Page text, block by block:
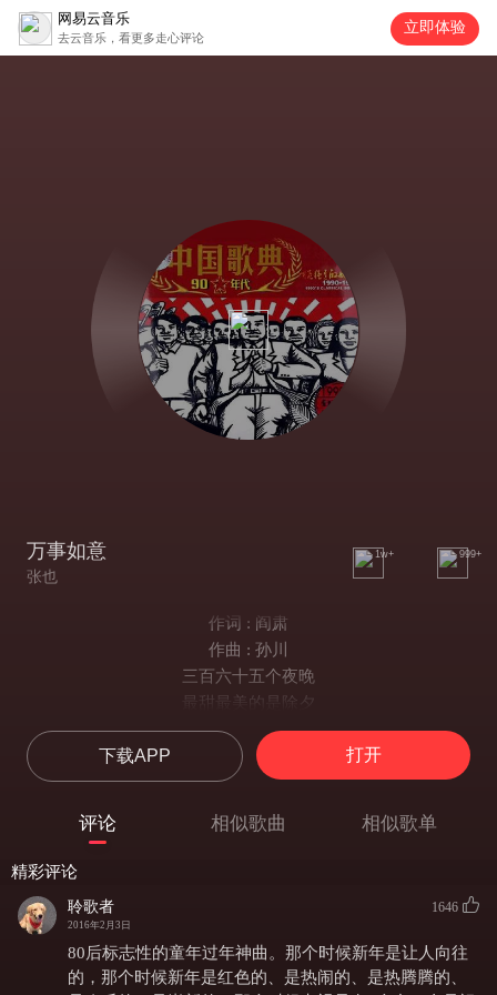
网易云音乐
去云音乐，看更多走心评论
立即体验
万事如意
张也
1w+ 999+
作词 : 阎肃
作曲 : 孙川
三百六十五个夜晚
最甜最美的是除夕
风里飘着香 雪里裹着蜜
春联写满吉祥
酒杯盛满富裕
红烛摇摇摇 摇来好消息
三百六十五个夜晚
最甜最美的是除夕
下载APP 打开
评论 相似歌曲 相似歌单
精彩评论
聆歌者
2016年2月3日
1646
80后标志性的童年过年神曲。那个时候新年是让人向往
的，那个时候新年是红色的、是热闹的、是热腾腾的、